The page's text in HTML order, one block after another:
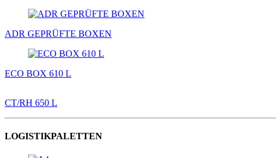
ADR GEPRÜFTE BOXEN
ECO BOX 610 L
CT/RH 650 L
LOGISTIKPALETTEN